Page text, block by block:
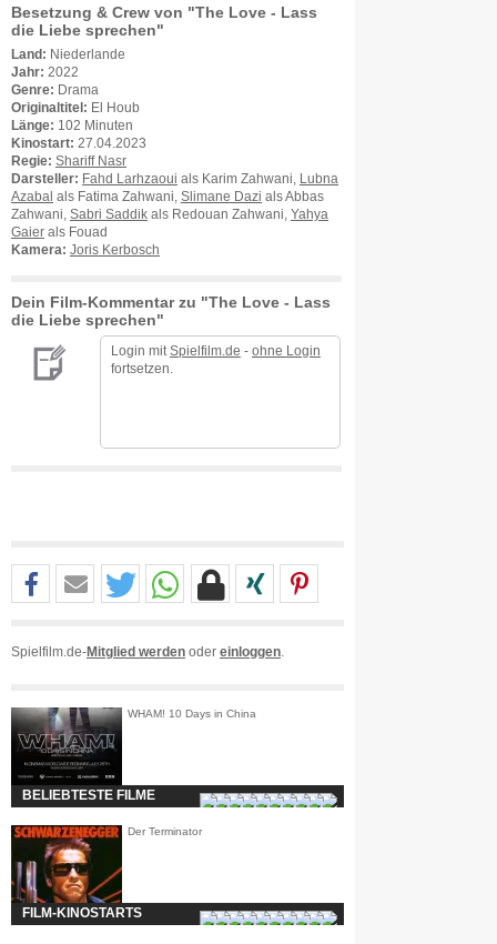
Besetzung & Crew von "The Love - Lass
die Liebe sprechen"
Land: Niederlande
Jahr: 2022
Genre: Drama
Originaltitel: El Houb
Länge: 102 Minuten
Kinostart: 27.04.2023
Regie: Shariff Nasr
Darsteller: Fahd Larhzaoui als Karim Zahwani,
Lubna
Azabal als Fatima Zahwani, Slimane Dazi als Abbas
Zahwani, Sabri Saddik als Redouan Zahwani, Yahya
Gaier als Fouad
Kamera: Joris Kerbosch
Dein Film-Kommentar zu "The Love - Lass
die Liebe sprechen"
Login mit Spielfilm.de - ohne Login
fortsetzen.
Spielfilm.de-Mitglied werden oder einloggen
WHAM! 10 Days in China
BELIEBTESTE FILME
Der Terminator
FILM-KINOSTARTS